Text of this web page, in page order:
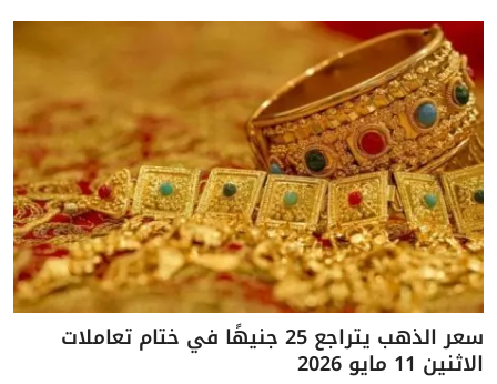
سعر الذهب يتراجع 25 جنيهًا في ختام تعاملات
الاثنين 11 مايو 2026